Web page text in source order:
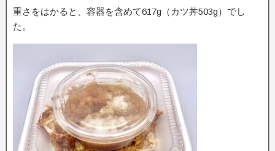
重さをはかると、容器を含めて617g（カツ丼503g）でし
た。